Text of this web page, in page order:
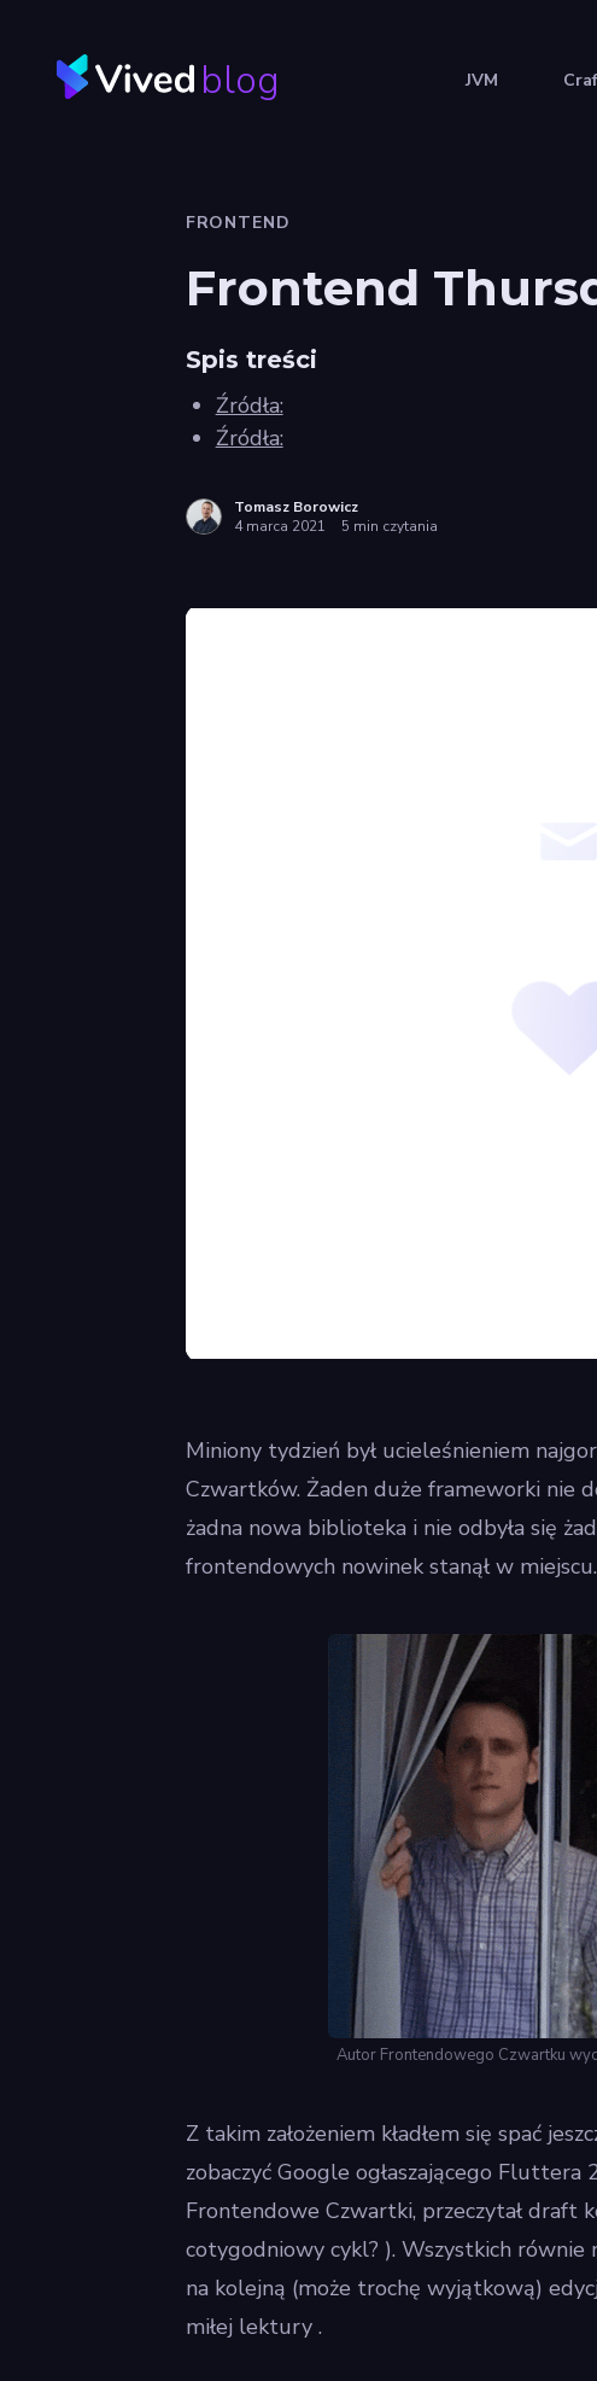
blog JVM
FRONTEND
Frontend
Spis treści
Źródła:
Źródła:
Tomasz Borowicz
4 marca 2021
5 min czytania
Miniony tydzień był ucieleśnieniem
Czwartków. Żaden duże frameworki nie
żadna nowa biblioteka i nie odbyła się
frontendowych nowinek stanął w miejscu.
Autor Frontendowego Czwartku
Z takim założeniem kładłem się spać
zobaczyć Google ogłaszającego
Frontendowe Czwartki, przeczytał draft
cotygodniowy cykl? ). Wszystkich równie
na kolejną (może trochę wyjątkową)
miłej lektury .